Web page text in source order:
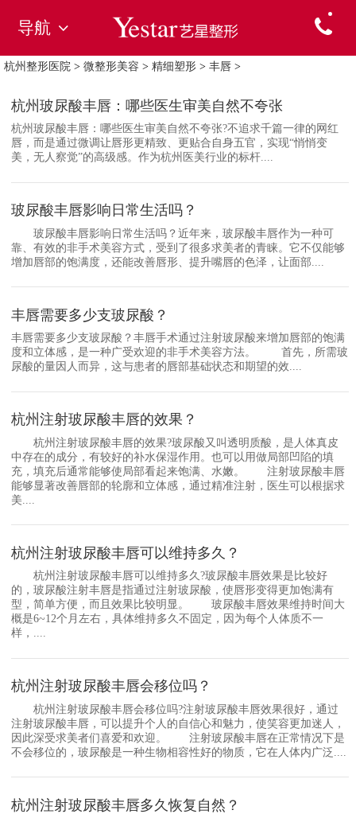
导航
杭州整形医院 > 微整形美容 > 精细塑形 > 丰唇 >
杭州玻尿酸丰唇：哪些医生审美自然不夸张
杭州玻尿酸丰唇：哪些医生审美自然不夸张?不追求千篇一律的网红
唇，而是通过微调让唇形更精致、更贴合自身五官，实现“悄悄变
美，无人察觉”的高级感。作为杭州医美行业的标杆....
玻尿酸丰唇影响日常生活吗？
玻尿酸丰唇影响日常生活吗？近年来，玻尿酸丰唇作为一种可
靠、有效的非手术美容方式，受到了很多求美者的青睐。它不仅能够
增加唇部的饱满度，还能改善唇形、提升嘴唇的色泽，让面部....
丰唇需要多少支玻尿酸？
丰唇需要多少支玻尿酸？丰唇手术通过注射玻尿酸来增加唇部的饱满
度和立体感，是一种广受欢迎的非手术美容方法。 首先，所需玻
尿酸的量因人而异，这与患者的唇部基础状态和期望的效....
杭州注射玻尿酸丰唇的效果？
杭州注射玻尿酸丰唇的效果?玻尿酸又叫透明质酸，是人体真皮
中存在的成分，有较好的补水保湿作用。也可以用做局部凹陷的填
充，填充后通常能够使局部看起来饱满、水嫩。 注射玻尿酸丰唇
能够显著改善唇部的轮廓和立体感，通过精准注射，医生可以根据求
美....
杭州注射玻尿酸丰唇可以维持多久？
杭州注射玻尿酸丰唇可以维持多久?玻尿酸丰唇效果是比较好
的，玻尿酸注射丰唇是指通过注射玻尿酸，使唇形变得更加饱满有
型，简单方便，而且效果比较明显。 玻尿酸丰唇效果维持时间大
概是6~12个月左右，具体维持多久不固定，因为每个人体质不一
样，....
杭州注射玻尿酸丰唇会移位吗？
杭州注射玻尿酸丰唇会移位吗?注射玻尿酸丰唇效果很好，通过
注射玻尿酸丰唇，可以提升个人的自信心和魅力，使笑容更加迷人，
因此深受求美者们喜爱和欢迎。 注射玻尿酸丰唇在正常情况下是
不会移位的，玻尿酸是一种生物相容性好的物质，它在人体内广泛....
杭州注射玻尿酸丰唇多久恢复自然？